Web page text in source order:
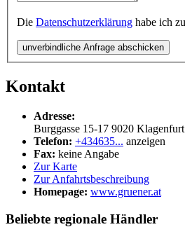
Die Datenschutzerklärung habe ich
unverbindliche Anfrage abschicken
Kontakt
Adresse:
Burggasse 15-17 9020 Klagenfurt
Telefon: +434635... anzeigen
Fax: keine Angabe
Zur Karte
Zur Anfahrtsbeschreibung
Homepage: www.gruener.at
Beliebte regionale Händler